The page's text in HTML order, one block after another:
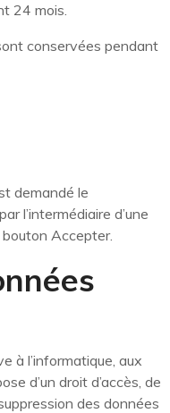
24 mois.
conservées pendant
demandé le
l’intermédiaire d’une
bouton Accepter.
à l’informatique, aux
d’un droit d’accès, de
des données